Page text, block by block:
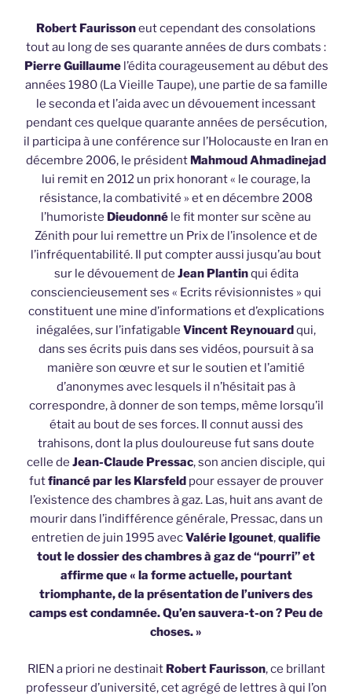
Robert Faurissoneut cependant des consolations
tout au long de ses quarante années de durs combats :
Pierre Guillaumel’édita courageusement au début des
années 1980 (La Vieille Taupe), une partie de sa famille
le seconda et l’aida avec un dévouement incessant
pendant ces quelque quarante années de persécution,
il participa à une conférence sur l’Holocauste en Iran en
décembre 2006, le président Mahmoud Ahmadinejad
lui remit en 2012 un prix honorant « le courage, la
résistance, la combativité » et en décembre 2008
l’humoriste Dieudonné le fit monter sur scène au
Zénith pour lui remettre un Prix de l’insolence et de
l’infréquentabilité. Il put compter aussi jusqu’au bout
sur le dévouement de Jean Plantinqui édita
consciencieusement ses « Ecrits révisionnistes » qui
constituent une mine d’informations et d’explications
inégalées, sur l’infatigable Vincent Reynouardqui,
dans ses écrits puis dans ses vidéos, poursuit à sa
manière son œuvre et sur le soutien et l’amitié
d’anonymes avec lesquels il n’hésitait pas à
correspondre, à donner de son temps, même lorsqu’il
était au bout de ses forces. Il connut aussi des
trahisons, dont la plus douloureuse fut sans doute
celle de Jean-Claude Pressac, son ancien disciple, qui
futfinancé par les Klarsfeldpour essayer de prouver
l’existence des chambres à gaz. Las, huit ans avant de
mourir dans l’indifférence générale, Pressac, dans un
entretien de juin 1995 avecValérie Igounet,qualifie
tout le dossier des chambres à gaz de “pourri” et
affirme que « la forme actuelle, pourtant
triomphante, de la présentation de l’univers des
camps est condamnée. Qu’en sauvera-t-on ? Peu de
choses. »
RIEN a priori ne destinait Robert Faurisson, ce brillant
professeur d’université, cet agrégé de lettres à qui l’on